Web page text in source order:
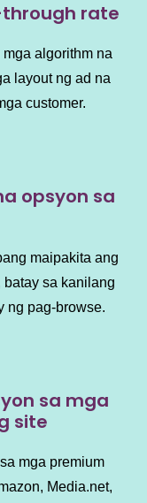
rate
algorithm na
layout ng ad na
customer.
opsyon sa
maipakita ang
batay sa kanilang
ng pag-browse.
sa mga
site
mga premium
Media.net,